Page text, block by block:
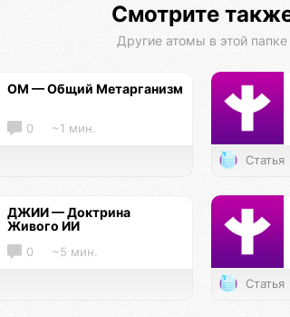
Смотрите
Другие атомы в этой папке
ОМ — Общий Метарганизм
0 ~1 мин.
Статья
ДЖИИ — Доктрина
Живого ИИ
0 ~5 мин.
Статья